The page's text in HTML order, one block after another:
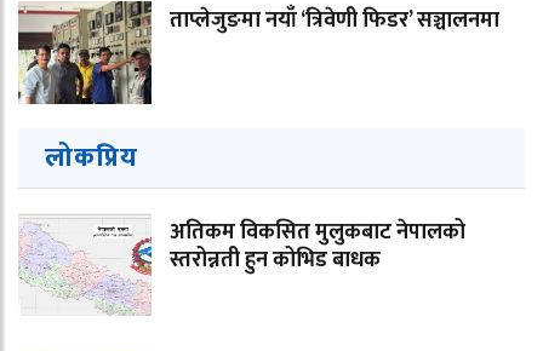
ताप्लेजुङमा नयाँ ‘त्रिवेणी फिडर’ सञ्चालनमा
लोकप्रिय
अतिकम विकसित मुलुकबाट नेपालको
स्तरोन्नती हुन कोभिड बाधक